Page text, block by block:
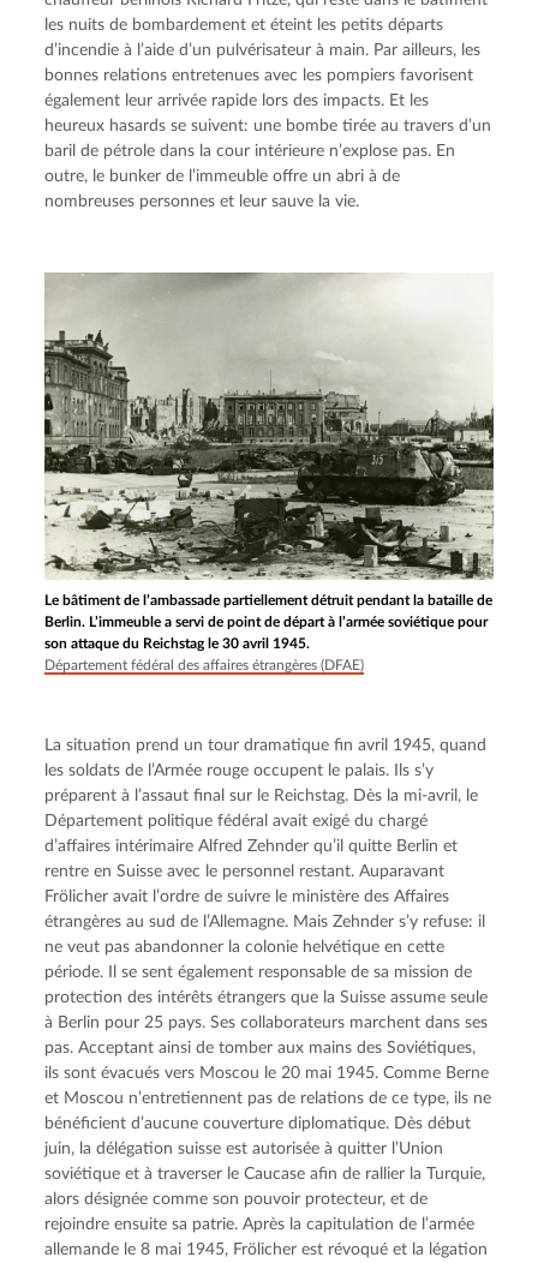
les nuits de bombardement et éteint les petits départs
d’incendie à l’aide d’un pulvérisateur à main. Par ailleurs, les
bonnes relations entretenues avec les pompiers favorisent
également leur arrivée rapide lors des impacts. Et les
heureux hasards se suivent: une bombe tirée au travers d’un
baril de pétrole dans la cour intérieure n’explose pas. En
outre, le bunker de l’immeuble offre un abri à de
nombreuses personnes et leur sauve la vie.
Le bâtiment de l’ambassade partiellement détruit pendant la bataille de
Berlin. L’immeuble a servi de point de départ à l’armée soviétique pour
son attaque du Reichstag le 30 avril 1945.
Département fédéral des affaires étrangères (DFAE)
La situation prend un tour dramatique fin avril 1945, quand
les soldats de l’Armée rouge occupent le palais. Ils s’y
préparent à l’assaut final sur le Reichstag. Dès la mi-avril, le
Département politique fédéral avait exigé du chargé
d’affaires intérimaire Alfred Zehnder qu’il quitte Berlin et
rentre en Suisse avec le personnel restant. Auparavant
Frölicher avait l’ordre de suivre le ministère des Affaires
étrangères au sud de l’Allemagne. Mais Zehnder s’y refuse: il
ne veut pas abandonner la colonie helvétique en cette
période. Il se sent également responsable de sa mission de
protection des intérêts étrangers que la Suisse assume seule
à Berlin pour 25 pays. Ses collaborateurs marchent dans ses
pas. Acceptant ainsi de tomber aux mains des Soviétiques,
ils sont évacués vers Moscou le 20 mai 1945. Comme Berne
et Moscou n’entretiennent pas de relations de ce type, ils ne
bénéficient d’aucune couverture diplomatique. Dès début
juin, la délégation suisse est autorisée à quitter l’Union
soviétique et à traverser le Caucase afin de rallier la Turquie,
alors désignée comme son pouvoir protecteur, et de
rejoindre ensuite sa patrie. Après la capitulation de l’armée
allemande le 8 mai 1945, Frölicher est révoqué et la légation